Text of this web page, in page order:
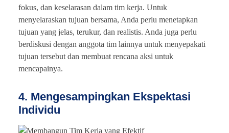
fokus, dan keselarasan dalam tim kerja. Untuk
menyelaraskan tujuan bersama, Anda perlu menetapkan
tujuan yang jelas, terukur, dan realistis. Anda juga perlu
berdiskusi dengan anggota tim lainnya untuk menyepakati
tujuan tersebut dan membuat rencana aksi untuk
mencapainya.
4. Mengesampingkan Ekspektasi
Individu